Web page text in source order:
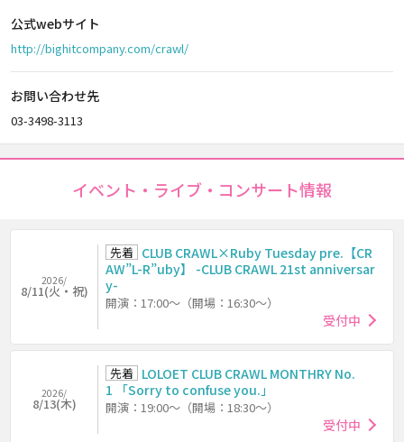
公式webサイト
http://bighitcompany.com/crawl/
お問い合わせ先
03-3498-3113
イベント・ライブ・コンサート情報
2026/
8/11(火・祝)
先着 CLUB CRAWL×Ruby Tuesday pre.【CR
AW”L-R”uby】 -CLUB CRAWL 21st anniversar
y-
開演：17:00～（開場：16:30～）
受付中
2026/
8/13(木)
先着 LOLOET CLUB CRAWL MONTHRY No.
1 「Sorry to confuse you.」
開演：19:00～（開場：18:30～）
受付中